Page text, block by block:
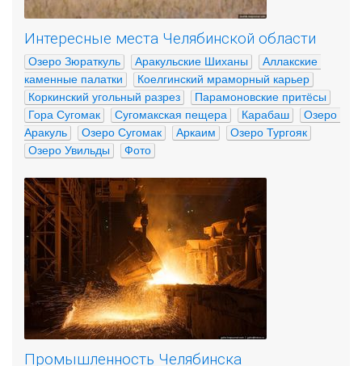
Интересные места Челябинской области
Озеро Зюраткуль Аракульские Шиханы
Аллакские
каменные палатки
Коелгинский мраморный карьер
Коркинский угольный разрез
Парамоновские притёсы
Гора Сугомак
Сугомакская пещера Карабаш
Озеро
Аракуль
Озеро Сугомак Аркаим
Озеро Тургояк
Озеро Увильды
Фото
Промышленность Челябинска